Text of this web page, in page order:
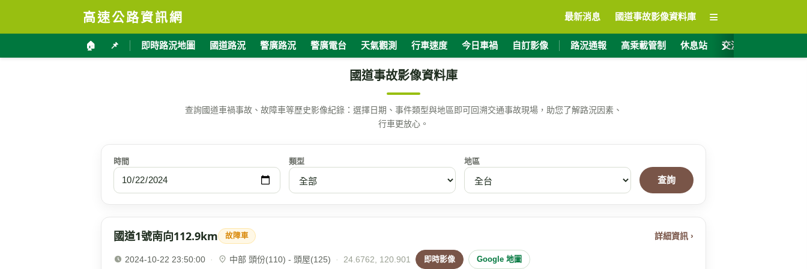
高速公路資訊網 最新消息 國道事故影像資料庫 ≡
🏠 📌 即時路況地圖 國道路況 警廣路況 警廣電台 天氣觀測 行車速度 今日車禍 自訂影像 路況通報 高乘載管制 休息站 交流道資訊
›
國道事故影像資料庫
查詢國道車禍事故、故障車等歷史影像紀錄：選擇日期、事件類型與地區即可回溯交通事故現場，助您了解路況因素、
行車更放心。
時間 類型 地區
查詢
國道1號南向112.9km 故障車 詳細資訊 ›
2024-10-22 23:50:00 · 中部 頭份(110) - 頭屋(125) · 24.6762, 120.901 即時影像 Google 地圖